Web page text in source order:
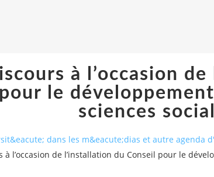
à l’occasion
pour le
sciences
dans les m&eacute;dias et autre agenda
à l’occasion de l’installation du Conseil pour le